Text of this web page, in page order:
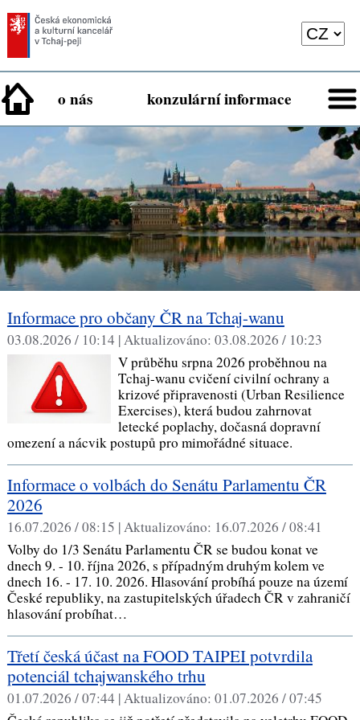
o nás konzulární informace
Informace pro občany ČR na Tchaj-wanu
03.08.2026 / 10:14 |Aktualizováno: 03.08.2026 / 10:23
V průběhu srpna 2026 proběhnou na
Tchaj-wanu cvičení civilní ochrany a
krizové připravenosti (Urban Resilience
Exercises), která budou zahrnovat
letecké poplachy, dočasná dopravní
omezení a nácvik postupů pro mimořádné situace.
Informace o volbách do Senátu Parlamentu ČR
2026
16.07.2026 / 08:15 |Aktualizováno: 16.07.2026 / 08:41
Volby do 1/3 Senátu Parlamentu ČR se budou konat ve
dnech 9. - 10. října 2026, s případným druhým kolem ve
dnech 16. - 17. 10. 2026. Hlasování probíhá pouze na území
České republiky, na zastupitelských úřadech ČR v zahraničí
hlasování probíhat…
Třetí česká účast na FOOD TAIPEI potvrdila
potenciál tchajwanského trhu
01.07.2026 / 07:44 |Aktualizováno: 01.07.2026 / 07:45